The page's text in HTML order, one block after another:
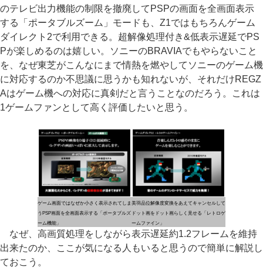
のテレビ出力機能の制限を撤廃してPSPの画面を全画面表示
する「ポータブルズーム」モードも、Z1ではもちろんゲーム
ダイレクト2で利用できる。超解像処理付き&低表示遅延でPS
Pが楽しめるのは嬉しい。ソニーのBRAVIAでもやらないこと
を、なぜ東芝がこんなにまで情熱を燃やしてソニーのゲーム機
に対応するのか不思議に思うかも知れないが、それだけREGZ
Aはゲーム機への対応に真剣だと言うことなのだろう。これは
1ゲームファンとして高く評価したいと思う。
ゲーム画面ではなぜか小さく表示されてしま
うPSP画面を全画面表示する「ポータブルズ
ーム機能」
美羽品位解像度変換をあえてキャンセルして
ドット画をドット画らしく見せる「レトロゲ
ームファイン」
なぜ、高画質処理をしながら表示遅延約1.2フレームを維持
出来たのか、ここが気になる人もいると思うので簡単に解説し
ておこう。